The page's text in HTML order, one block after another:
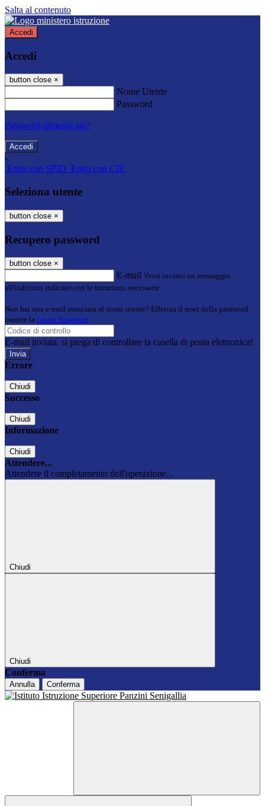
Salta al contenuto
Accedi
Accedi
button close ×
Nome Utente
Password
Password dimenticata?
-
Entra con SPID Entra con CIE
Seleziona utente
button close ×
Recupero password
button close ×
E-mail Verrà inviato un messaggio
all'indirizzo indicato con le istruzioni necessarie.
Non hai una e-mail associata al nome utente? Effettua il reset della password
tramite la Login Spaggiari
E-mail inviata, si prega di controllare la casella di posta elettronica!
Errore
Chiudi
Successo
Chiudi
Informazione
Chiudi
Attendere...
Attendere il completamento dell'operazione...
Chiudi
Chiudi
Conferma
Annulla Conferma